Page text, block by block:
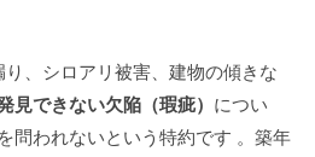
り、シロアリ被害、建物の傾きな
見できない欠陥（瑕疵） につい
問われないという特約です 。築年